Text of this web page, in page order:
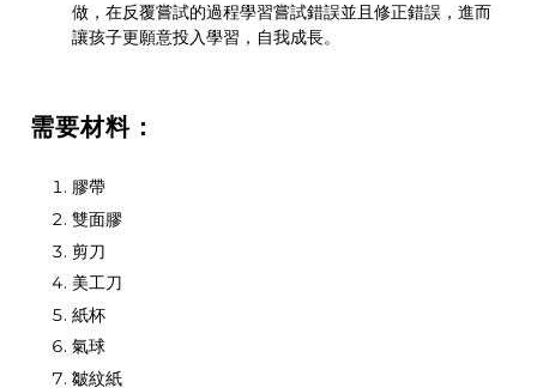
做，在反覆嘗試的過程學習嘗試錯誤並且修正錯誤，進而
讓孩子更願意投入學習，自我成長。
需要材料：
膠帶
雙面膠
剪刀
美工刀
紙杯
氣球
皺紋紙